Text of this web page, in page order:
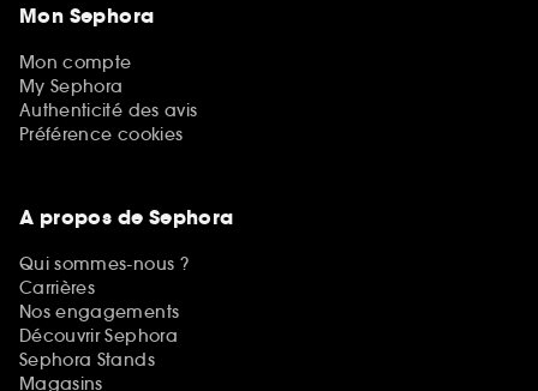
Mon Sephora
Mon compte
My Sephora
Authenticité des avis
Préférence cookies
A propos de Sephora
Qui sommes-nous ?
Carrières
Nos engagements
Découvrir Sephora
Sephora Stands
Magasins